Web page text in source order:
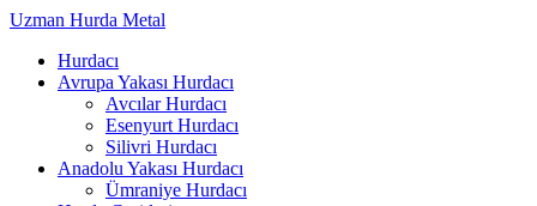
Skip
content
Uzman Hurda Metal
Hurdacı
Avrupa Yakası Hurdacı
Avcılar Hurdacı
Esenyurt Hurdacı
Silivri Hurdacı
Anadolu Yakası Hurdacı
Ümraniye Hurdacı